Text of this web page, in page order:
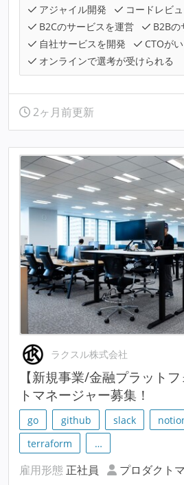
アジャイル開発
コードレビ
B2Cのサービスを運営
B2Bの
自社サービスを開発
CTOが
オンラインで選考が受けられる
2ヶ月前更新
ラクスル株式会社
【新規事業/金融プラット
トマネージャー募集！
go github slack
terraform
…
雇用形態 正社員 プロダクト